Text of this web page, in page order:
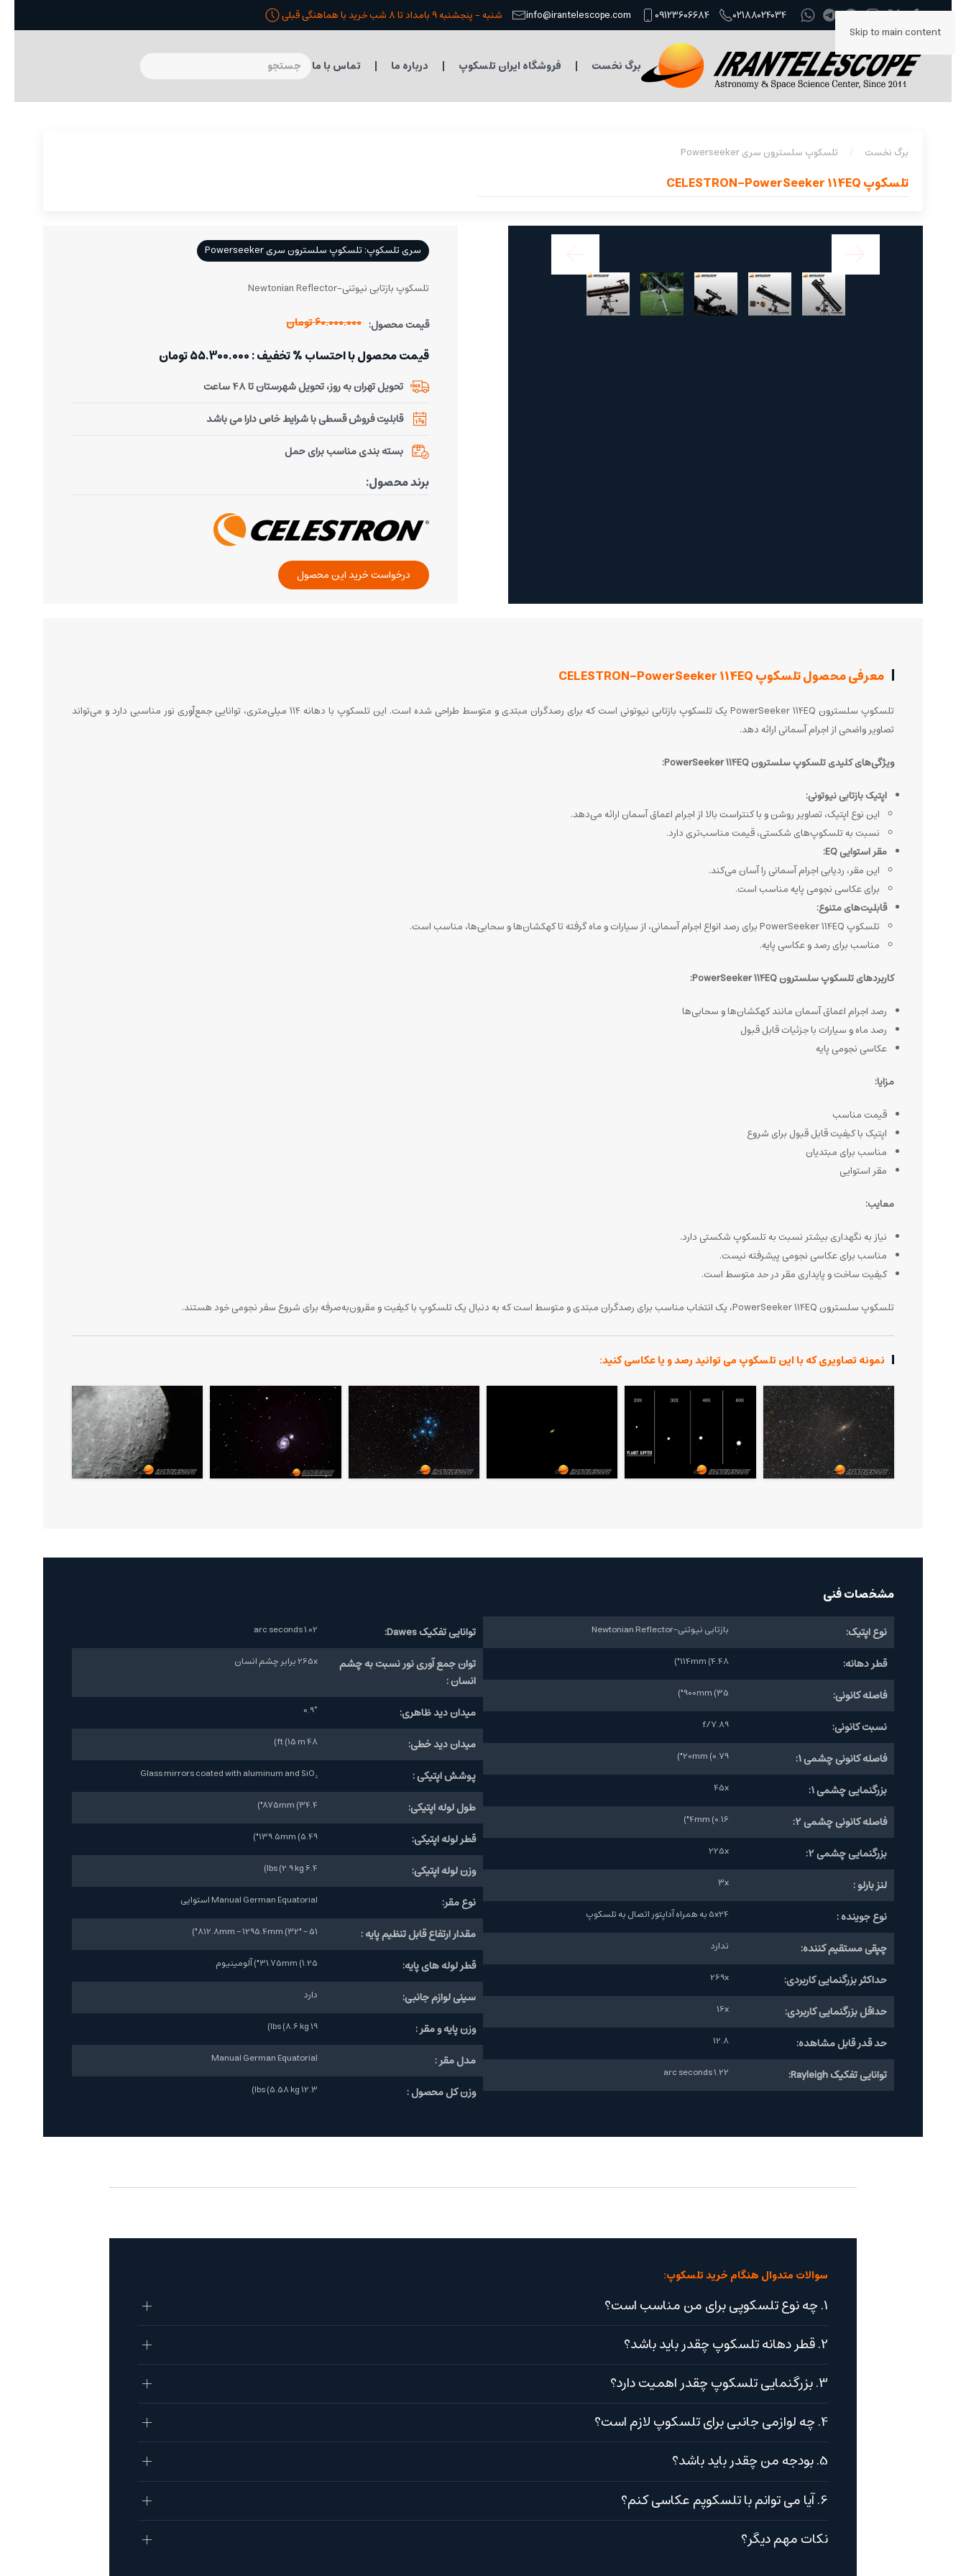
Skip to main content
02188024034
09123606684
info@irantelescope.com شنبه - پنجشنبه 9 بامداد تا 8 شب خرید با هماهنگی قبلی
برگ نخست فروشگاه ایران تلسکوپ درباره ما تماس با ما
برگ نخست تلسکوپ سلسترون سری Powerseeker
تلسکوپ CELESTRON-PowerSeeker 114EQ
سری تلسکوپ: تلسکوپ سلسترون سری Powerseeker
تلسکوپ بازتابی نیوتنی-Newtonian Reflector
قیمت محصول: 60.000.000 تومان
قیمت محصول با احتساب % تخفیف : 55.300.000 تومان
تحویل تهران به روز، تحویل شهرستان تا 48 ساعت
قابلیت فروش قسطی با شرایط خاص دارا می باشد
بسته بندی مناسب برای حمل
برند محصول:
درخواست خرید این محصول
معرفی محصول تلسکوپ CELESTRON-PowerSeeker 114EQ
تلسکوپ سلسترون PowerSeeker 114EQ یک تلسکوپ بازتابی نیوتونی است که برای رصدگران مبتدی و متوسط طراحی شده است. این تلسکوپ با دهانه 114 میلی‌متری، توانایی جمع‌آوری نور مناسبی دارد و می‌تواند
تصاویر واضحی از اجرام آسمانی ارائه دهد.
ویژگی‌های کلیدی تلسکوپ سلسترون PowerSeeker 114EQ:
اپتیک بازتابی نیوتونی:
این نوع اپتیک، تصاویر روشن و با کنتراست بالا از اجرام اعماق آسمان ارائه می‌دهد.
نسبت به تلسکوپ‌های شکستی، قیمت مناسب‌تری دارد.
مقر استوایی EQ:
این مقر، ردیابی اجرام آسمانی را آسان می‌کند.
برای عکاسی نجومی پایه مناسب است.
قابلیت‌های متنوع:
تلسکوپ PowerSeeker 114EQ برای رصد انواع اجرام آسمانی، از سیارات و ماه گرفته تا کهکشان‌ها و سحابی‌ها، مناسب است.
مناسب برای رصد و عکاسی پایه.
کاربردهای تلسکوپ سلسترون PowerSeeker 114EQ:
رصد اجرام اعماق آسمان مانند کهکشان‌ها و سحابی‌ها
رصد ماه و سیارات با جزئیات قابل قبول
عکاسی نجومی پایه
مزایا:
قیمت مناسب
اپتیک با کیفیت قابل قبول برای شروع
مناسب برای مبتدیان
مقر استوایی
معایب:
نیاز به نگهداری بیشتر نسبت به تلسکوپ شکستی دارد.
مناسب برای عکاسی نجومی پیشرفته نیست.
کیفیت ساخت و پایداری مقر در حد متوسط است.
تلسکوپ سلسترون PowerSeeker 114EQ، یک انتخاب مناسب برای رصدگران مبتدی و متوسط است که به دنبال یک تلسکوپ با کیفیت و مقرون‌به‌صرفه برای شروع سفر نجومی خود هستند.
نمونه تصاویری که با این تلسکوپ می توانید رصد و یا عکاسی کنید:
مشخصات فنی
نوع اپتیک: بازتابی نیوتنی-Newtonian Reflector
قطر دهانه: 114mm (4.48")
فاصله کانونی: 900mm (35")
نسبت کانونی: f/7.89
فاصله کانونی چشمی 1: 20mm (0.79")
بزرگنمایی چشمی 1: 45x
فاصله کانونی چشمی 2: 4mm (0.16")
بزرگنمایی چشمی 2: 225x
لنز بارلو : 3x
نوع جوینده : 5x24 به همراه آداپتور اتصال به تلسکوپ
چپقی مستقیم کننده: ندارد
حداکثر بزرگنمایی کاربردی: 269x
حداقل بزرگنمایی کاربردی: 16x
حد قدر قابل مشاهده: 12.8
توانایی تفکیک Rayleigh: 1.22 arc seconds
توانایی تفکیک Dawes: 1.02 arc seconds
توان جمع آوری نور نسبت به چشم
انسان :
265x برابر چشم انسان
میدان دید ظاهری: 0.9°
میدان دید خطی: 48 ft (15 m)
پوشش اپتیکی : Glass mirrors coated with aluminum and SiO₂
طول لوله اپتیکی: 875mm (34.4")
قطر لوله اپتیکی: 139.5mm (5.49")
وزن لوله اپتیکی: 6.4 lbs (2.9 kg)
نوع مقر: Manual German Equatorial استوایی
مقدار ارتفاع قابل تنظیم پایه : 812.8mm - 1295.4mm (32" - 51")
قطر لوله های پایه: 31.75mm (1.25") آلومینیوم
سینی لوازم جانبی: دارد
وزن پایه و مقر : 19 lbs (8.6 kg)
مدل مقر : Manual German Equatorial
وزن کل محصول : 12.3 lbs (5.58 kg)
سوالات متدوال هنگام خرید تلسکوپ:
1. چه نوع تلسکوپی برای من مناسب است؟
2. قطر دهانه تلسکوپ چقدر باید باشد؟
3. بزرگنمایی تلسکوپ چقدر اهمیت دارد؟
4. چه لوازمی جانبی برای تلسکوپ لازم است؟
5. بودجه من چقدر باید باشد؟
6. آیا می توانم با تلسکوپم عکاسی کنم؟
نکات مهم دیگر؟